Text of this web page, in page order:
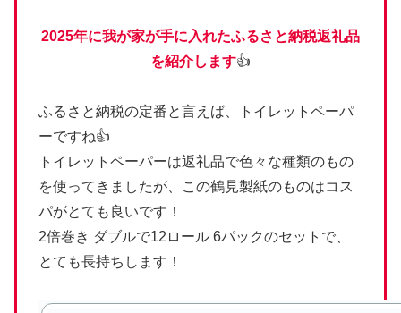
2025年に我が家が手に入れたふるさと納税返礼品
を紹介します👍
ふるさと納税の定番と言えば、トイレットペーパ
ーですね👍
トイレットペーパーは返礼品で色々な種類のもの
を使ってきましたが、この鶴見製紙のものはコス
パがとても良いです！
2倍巻き ダブルで12ロール 6パックのセットで、
とても長持ちします！